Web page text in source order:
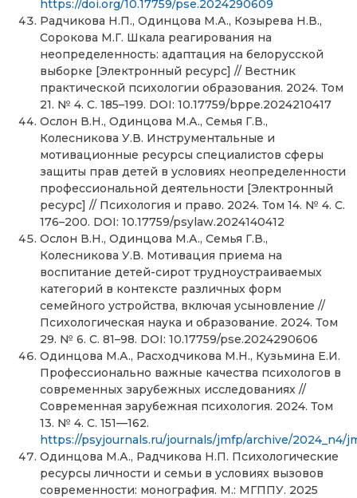
https://doi.org/10.17759/pse.2024290609
Радчикова Н.П., Одинцова М.А., Козырева Н.В.,
Сорокова М.Г. Шкала реагирования на
неопределенность: адаптация на белорусской
выборке [Электронный ресурс] // Вестник
практической психологии образования. 2024. Том
21. № 4. С. 185–199. DOI: 10.17759/bppe.2024210417
Ослон В.Н., Одинцова М.А., Семья Г.В.,
Колесникова У.В. Инструментальные и
мотивационные ресурсы специалистов сферы
защиты прав детей в условиях неопределенности
профессиональной деятельности [Электронный
ресурс] // Психология и право. 2024. Том 14. № 4. С.
176–200. DOI: 10.17759/psylaw.2024140412
Ослон В.Н., Одинцова М.А., Семья Г.В.,
Колесникова У.В. Мотивация приема на
воспитание детей-сирот трудноустраиваемых
категорий в контексте различных форм
семейного устройства, включая усыновление //
Психологическая наука и образование. 2024. Том
29. № 6. С. 81–98. DOI: 10.17759/pse.2024290606
Одинцова М.А., Расходчикова М.Н., Кузьмина Е.И.
Профессионально важные качества психологов в
современных зарубежных исследованиях //
Современная зарубежная психология. 2024. Том
13. № 4. С. 151—162.
https://psyjournals.ru/journals/jmfp/archive/2024_n4/
Одинцова М.А., Радчикова Н.П. Психологические
ресурсы личности и семьи в условиях вызовов
современности: монография. М.: МГППУ. 2025